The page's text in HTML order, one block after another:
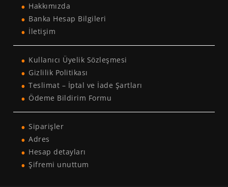
Hakkımızda
Banka Hesap Bilgileri
İletişim
Kullanıcı Üyelik Sözleşmesi
Gizlilik Politikası
Teslimat – İptal ve İade Şartları
Ödeme Bildirim Formu
Siparişler
Adres
Hesap detayları
Şifremi unuttum